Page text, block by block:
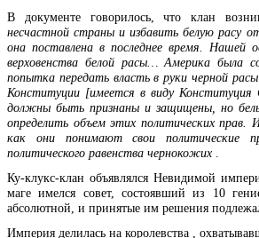
В документе говорилось, что клан
несчастной страны и избавить белую расу
она поставлена в последнее время. Нашей
верховенства белой расы… Америка была
попытка передать власть в руки черной
Конституции [имеется в виду
должны быть признаны и защищены, но
определить объем этих политических
как они понимают свои политические
политического равенства чернокожих
Ку-клукс-клан объявлялся Невидимой
маге имелся совет, состоявший из 10
абсолютной, и принятые им решения
Империя делилась на королевства ,